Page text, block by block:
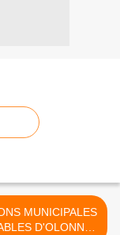
MUNICIPALES
D'OLONNE